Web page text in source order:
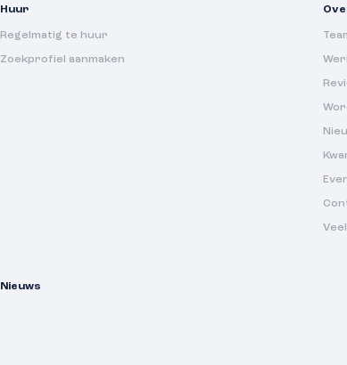
Huur
Regelmatig te huur
Zoekprofiel aanmaken
Nieuws